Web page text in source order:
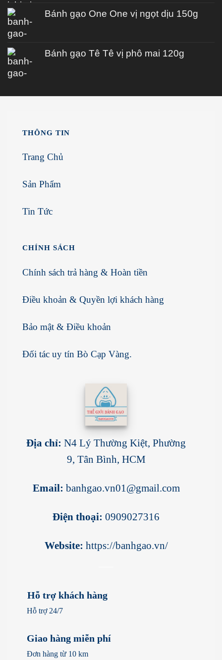
Bánh gạo One One vị ngọt dịu 150g
Bánh gạo Tê Tê vị phô mai 120g
THÔNG TIN
Trang Chủ
Sản Phẩm
Tin Tức
CHÍNH SÁCH
Chính sách trả hàng & Hoàn tiền
Điều khoản & Quyền lợi khách hàng
Bảo mật & Điều khoản
Đối tác uy tín Bò Cạp Vàng.
Địa chỉ: N4 Lý Thường Kiệt, Phường
9, Tân Bình, HCM
Email: banhgao.vn01@gmail.com
Điện thoại: 0909027316
Website: https://banhgao.vn/
Hỗ trợ khách hàng
Hỗ trợ 24/7
Giao hàng miễn phí
Đơn hàng từ 10 km